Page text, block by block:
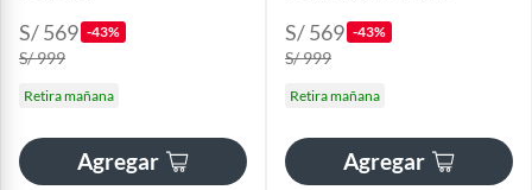
S/ 569 -43%
S/ 999
Retira mañana
Agregar
S/ 569 -43%
S/ 999
Retira mañana
Agregar